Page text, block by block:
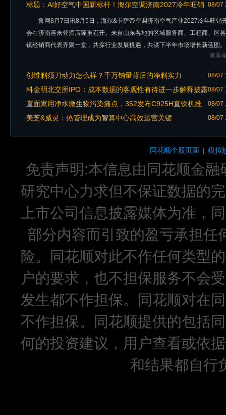
08/07
标题： AI好空气中国新标杆！海尔空调济南2027冷年旺销
鲁网8月7日讯8月5日，海尔&卡萨帝空调济南空气产业2027冷年旺销
会在济南喜来登酒店隆重召开。来自山东各地的区域服务商、工程商、区
镇经销商代表齐聚一堂，共探行业发展机遇，共谋下半年市场增长新蓝图
查看
08/07
创维剃须刀动力怎么样？千万销量背后的净剃实力
08/07
科金明北交所IPO：成本数据的客观性有待进一步解释披露
08/07
直面家用净水微生物污染痛点，352发布C925H直饮机推
出焕新升级方案
08/07
美芝&威灵：热管理成为智算中心高效运营关键
同花顺个股页面 模拟
免责声明:本信息由同花顺金
研究中心力求但不保证数据的
上市公司信息披露媒体为准，
部分内容而引致的盈亏承担任
险。同花顺对此不作任何类型
户的要求，也不担保服务不会
发生都不作担保。同花顺对在
不作担保。同花顺提供的包括
何的投资建议，用户查看或依
和结果都自行